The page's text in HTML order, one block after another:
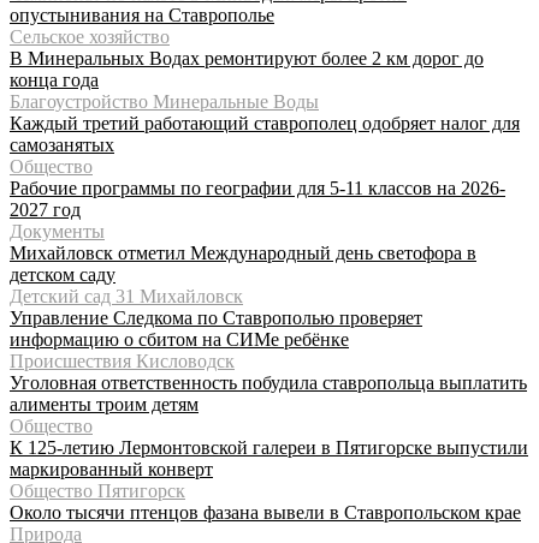
опустынивания на Ставрополье
Сельское хозяйство
В Минеральных Водах ремонтируют более 2 км дорог до
конца года
Благоустройство Минеральные Воды
Каждый третий работающий ставрополец одобряет налог для
самозанятых
Общество
Рабочие программы по географии для 5-11 классов на 2026-
2027 год
Документы
Михайловск отметил Международный день светофора в
детском саду
Детский сад 31 Михайловск
Управление Следкома по Ставрополью проверяет
информацию о сбитом на СИМе ребёнке
Происшествия Кисловодск
Уголовная ответственность побудила ставропольца выплатить
алименты троим детям
Общество
К 125-летию Лермонтовской галереи в Пятигорске выпустили
маркированный конверт
Общество Пятигорск
Около тысячи птенцов фазана вывели в Ставропольском крае
Природа